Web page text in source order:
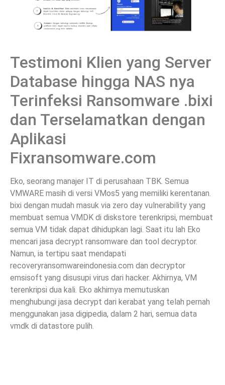
Testimoni Klien yang Server
Database hingga NAS nya
Terinfeksi Ransomware .bixi
dan Terselamatkan dengan
Aplikasi
Fixransomware.com
Eko, seorang manajer IT di perusahaan TBK. Semua
VMWARE masih di versi VMos5 yang memiliki kerentanan.
bixi dengan mudah masuk via zero day vulnerability yang
membuat semua VMDK di diskstore terenkripsi, membuat
semua VM tidak dapat dihidupkan lagi. Saat itu lah Eko
mencari jasa decrypt ransomware dan tool decryptor.
Namun, ia tertipu saat mendapati
recoveryransomwareindonesia.com dan decryptor
emsisoft yang disusupi virus dari hacker. Akhirnya, VM
terenkripsi dua kali. Eko akhirnya memutuskan
menghubungi jasa decrypt dari kerabat yang telah pernah
menggunakan jasa digipedia, dalam 2 hari, semua data
vmdk di datastore pulih.